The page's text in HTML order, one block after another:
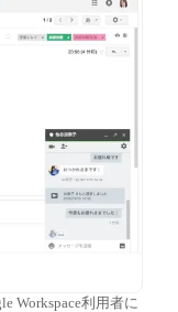
Workspace利用者に